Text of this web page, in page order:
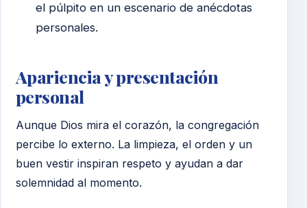
el púlpito en un escenario de anécdotas
personales.
Apariencia y presentación
personal
Aunque Dios mira el corazón, la congregación
percibe lo externo. La limpieza, el orden y un
buen vestir inspiran respeto y ayudan a dar
solemnidad al momento.